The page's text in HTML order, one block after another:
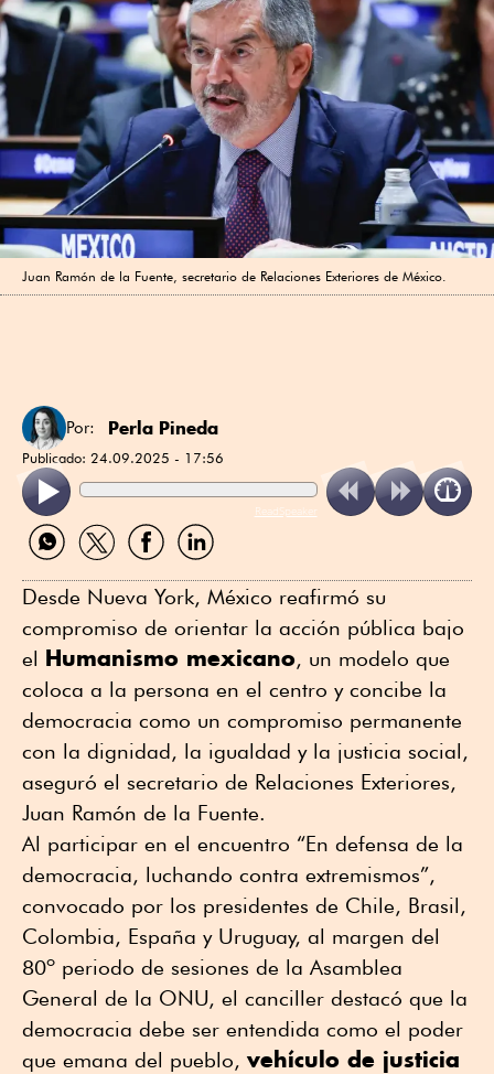
Juan Ramón de la Fuente, secretario de Relaciones Exteriores de México.
Por: Perla Pineda
Publicado: 24.09.2025 - 17:56
ReadSpeaker
Compartir
por
Compartir
por
Compartir
por
Compartir
por
Desde Nueva York, México reafirmó su
compromiso de orientar la acción pública bajo
el Humanismo mexicano, un modelo que
coloca a la persona en el centro y concibe la
democracia como un compromiso permanente
con la dignidad, la igualdad y la justicia social,
aseguró el secretario de Relaciones Exteriores,
Juan Ramón de la Fuente.
Al participar en el encuentro “En defensa de la
democracia, luchando contra extremismos”,
convocado por los presidentes de Chile, Brasil,
Colombia, España y Uruguay, al margen del
80º periodo de sesiones de la Asamblea
General de la ONU, el canciller destacó que la
democracia debe ser entendida como el poder
que emana del pueblo, vehículo de justicia